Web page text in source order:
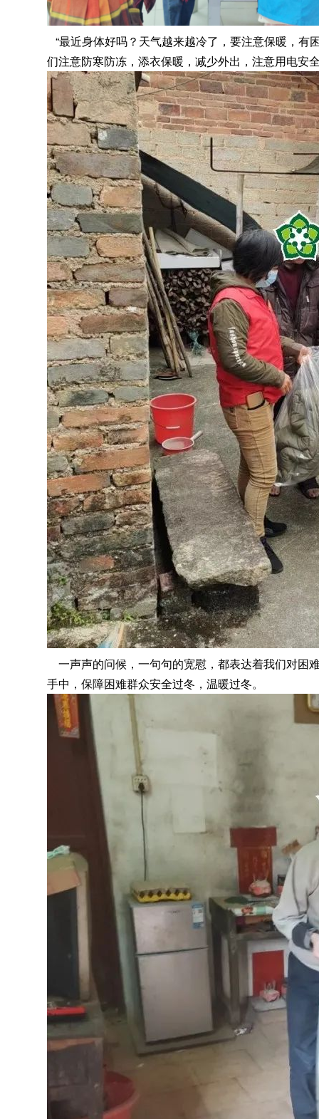
“最近身体好吗？天气越来越冷了 ， 要注意保暖，有
们注意防寒防冻，添衣保暖 ， 减少外出，注意用电安
一声声的问候 ， 一句句的宽慰，都表达着我们对困
手中 ， 保障困难群众安全过冬，温暖过冬。